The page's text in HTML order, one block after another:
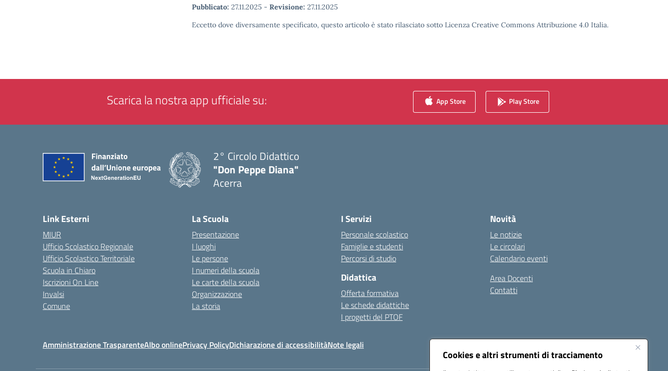
Cookies e altri strumenti di tracciamento
Pubblicato: 27.11.2025 - Revisione: 27.11.2025
Eccetto dove diversamente specificato, questo articolo è stato rilasciato sotto Licenza Creative Commons Attribuzione 4.0 Italia.
Scarica la nostra app ufficiale su: App Store Play Store
2° Circolo Didattico
"Don Peppe Diana"
Acerra
Link Esterni
MIUR
Ufficio Scolastico Regionale
Ufficio Scolastico Territoriale
Scuola in Chiaro
Iscrizioni On Line
Invalsi
Comune
La Scuola
Presentazione
I luoghi
Le persone
I numeri della scuola
Le carte della scuola
Organizzazione
La storia
I Servizi
Personale scolastico
Famiglie e studenti
Percorsi di studio
Didattica
Offerta formativa
Le schede didattiche
I progetti del PTOF
Novità
Le notizie
Le circolari
Calendario eventi
Area Docenti
Contatti
Amministrazione TrasparenteAlbo onlinePrivacy PolicyDichiarazione di accessibilitàNote legali Seguici su: